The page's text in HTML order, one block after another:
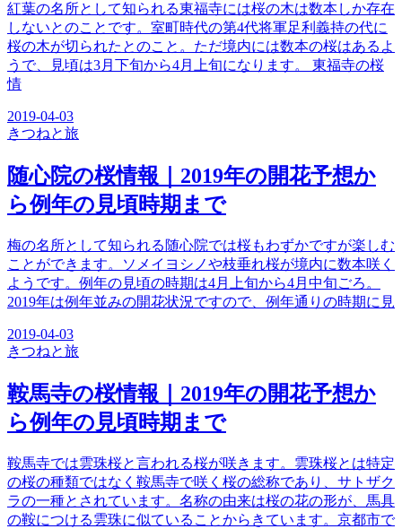
紅葉の名所として知られる東福寺には桜の木は数本しか存在
しないとのことです。室町時代の第4代将軍足利義持の代に
桜の木が切られたとのこと。ただ境内には数本の桜はあるよ
うで、見頃は3月下旬から4月上旬になります。 東福寺の桜
情
2019-04-03
きつねと旅
随心院の桜情報｜2019年の開花予想か
ら例年の見頃時期まで
梅の名所として知られる随心院では桜もわずかですが楽しむ
ことができます。ソメイヨシノや枝垂れ桜が境内に数本咲く
ようです。例年の見頃の時期は4月上旬から4月中旬ごろ。
2019年は例年並みの開花状況ですので、例年通りの時期に見
2019-04-03
きつねと旅
鞍馬寺の桜情報｜2019年の開花予想か
ら例年の見頃時期まで
鞍馬寺では雲珠桜と言われる桜が咲きます。雲珠桜とは特定
の桜の種類ではなく鞍馬寺で咲く桜の総称であり、サトザク
ラの一種とされています。名称の由来は桜の花の形が、馬具
の鞍につける雲珠に似ていることからきています。京都市で